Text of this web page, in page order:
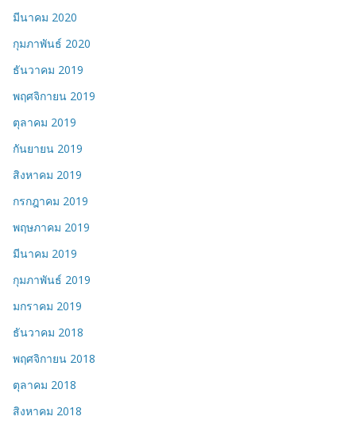
มีนาคม 2020
กุมภาพันธ์ 2020
ธันวาคม 2019
พฤศจิกายน 2019
ตุลาคม 2019
กันยายน 2019
สิงหาคม 2019
กรกฎาคม 2019
พฤษภาคม 2019
มีนาคม 2019
กุมภาพันธ์ 2019
มกราคม 2019
ธันวาคม 2018
พฤศจิกายน 2018
ตุลาคม 2018
สิงหาคม 2018